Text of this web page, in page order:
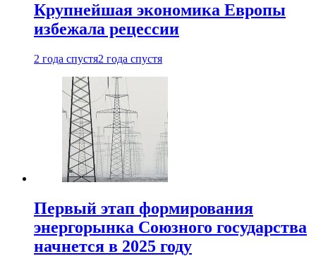
Крупнейшая экономика Европы
избежала рецессии
2 года спустя2 года спустя
Первый этап формирования
энергорынка Союзного государства
начнется в 2025 году